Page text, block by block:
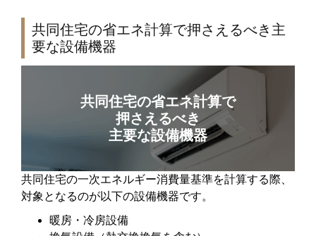
共同住宅の省エネ計算で押さえるべき主
要な設備機器
共同住宅の省エネ計算で
押さえるべき
主要な設備機器
共同住宅の一次エネルギー消費量基準を計算する際、
対象となるのが以下の設備機器です。
暖房・冷房設備